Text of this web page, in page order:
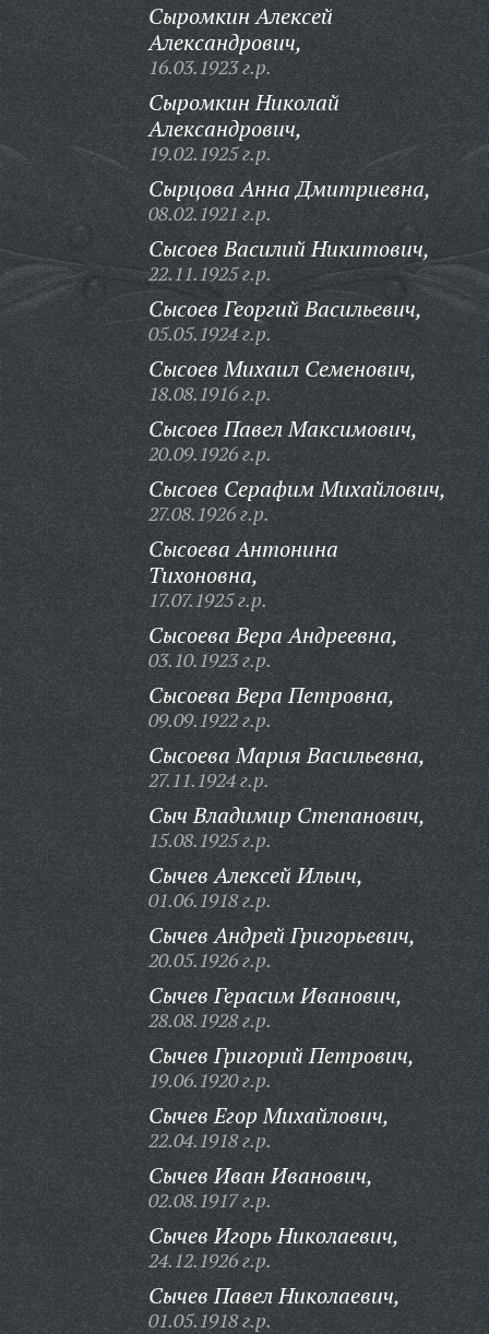
Сыромкин Алексей
Александрович,
16.03.1923 г.р.
Сыромкин Николай
Александрович,
19.02.1925 г.р.
Сырцова Анна Дмитриевна,
08.02.1921 г.р.
Сысоев Василий Никитович,
22.11.1925 г.р.
Сысоев Георгий Васильевич,
05.05.1924 г.р.
Сысоев Михаил Семенович,
18.08.1916 г.р.
Сысоев Павел Максимович,
20.09.1926 г.р.
Сысоев Серафим Михайлович,
27.08.1926 г.р.
Сысоева Антонина
Тихоновна,
17.07.1925 г.р.
Сысоева Вера Андреевна,
03.10.1923 г.р.
Сысоева Вера Петровна,
09.09.1922 г.р.
Сысоева Мария Васильевна,
27.11.1924 г.р.
Сыч Владимир Степанович,
15.08.1925 г.р.
Сычев Алексей Ильич,
01.06.1918 г.р.
Сычев Андрей Григорьевич,
20.05.1926 г.р.
Сычев Герасим Иванович,
28.08.1928 г.р.
Сычев Григорий Петрович,
19.06.1920 г.р.
Сычев Егор Михайлович,
22.04.1918 г.р.
Сычев Иван Иванович,
02.08.1917 г.р.
Сычев Игорь Николаевич,
24.12.1926 г.р.
Сычев Павел Николаевич,
01.05.1918 г.р.